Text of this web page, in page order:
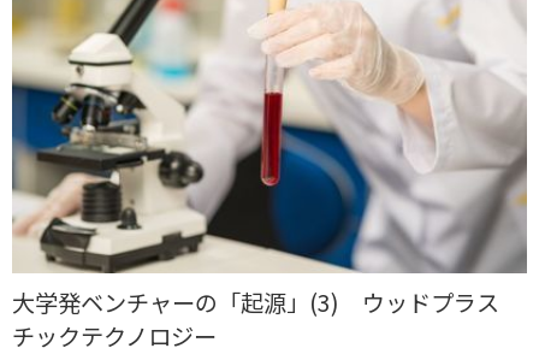
大学発ベンチャーの「起源」(3) ウッドプラス
チックテクノロジー